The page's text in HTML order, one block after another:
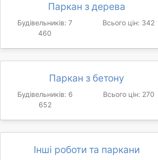
Паркан з дерева
Будівельників: 7
460
Всього цін: 342
Паркан з бетону
Будівельників: 6
652
Всього цін: 270
Інші роботи та паркани